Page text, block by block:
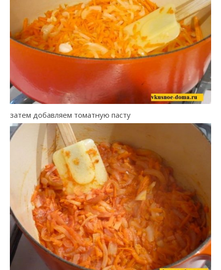
затем добавляем томатную пасту